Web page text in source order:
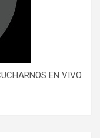
EN VIVO